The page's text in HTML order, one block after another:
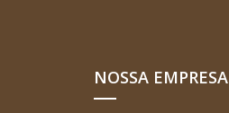
NOSSA EMPRESA